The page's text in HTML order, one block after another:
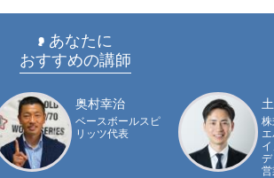
あなたに
おすすめの講師
奥村幸治
ベースボールスピ
リッツ代表